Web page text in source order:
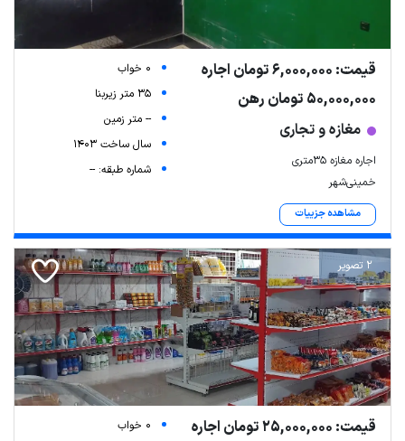
قیمت: 6,000,000 تومان اجاره
50,000,000 تومان رهن
مغازه و تجاری
اجاره مغازه ۳۵متری
خمینی‌شهر
مشاهده جزییات
0 خواب
35 متر زیربنا
-- متر زمین
سال ساخت 1403
شماره طبقه: --
2 تصویر
قیمت: 25,000,000 تومان اجاره
0 خواب